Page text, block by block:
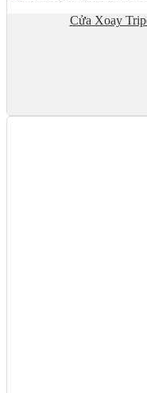
Cửa Xoay